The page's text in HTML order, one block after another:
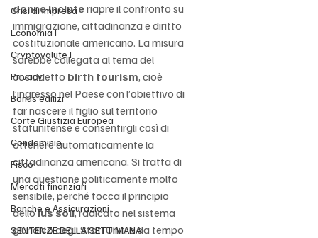
Crisi di impresa
Economia F
Cryptovalute F
Privacy
Bonus edilizi
Corte Giustizia Europea
Condominio
Fisco
Mercati finanziari
Banche e Assicurazioni
SENTENZE DELLA SETTIMANA
donne incinte riapre il confronto su
immigrazione, cittadinanza e diritto
costituzionale americano. La misura
sarebbe collegata al tema del
cosiddetto birth tourism, cioè
l’ingresso nel Paese con l’obiettivo di
far nascere il figlio sul territorio
statunitense e consentirgli così di
ottenere automaticamente la
cittadinanza americana. Si tratta di
una questione politicamente molto
sensibile, perché tocca il principio
dello ius soli, radicato nel sistema
giuridico degli Stati Uniti e da tempo